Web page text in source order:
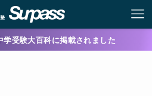
受験大百科に掲載されました